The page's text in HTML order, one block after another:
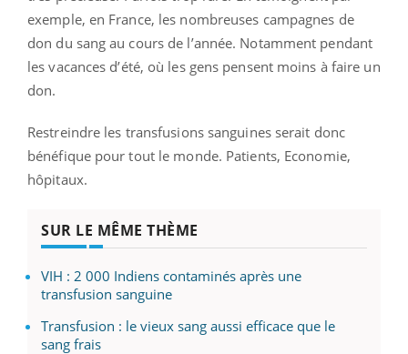
exemple, en France, les nombreuses campagnes de
don du sang au cours de l’année. Notamment pendant
les vacances d’été, où les gens pensent moins à faire un
don.
Restreindre les transfusions sanguines serait donc
bénéfique pour tout le monde. Patients, Economie,
hôpitaux.
SUR LE MÊME THÈME
VIH : 2 000 Indiens contaminés après une
transfusion sanguine
Transfusion : le vieux sang aussi efficace que le
sang frais